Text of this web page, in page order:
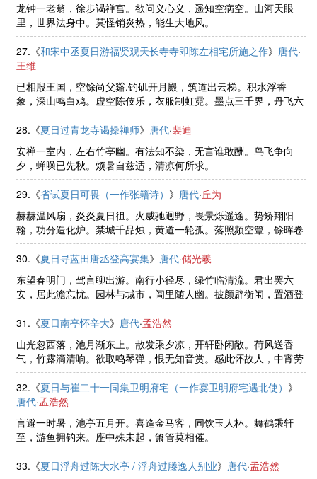
龙钟一老翁，徐步谒禅宫。欲问义心义，遥知空病空。山河天眼
里，世界法身中。莫怪销炎热，能生大地风。
27.《和宋中丞夏日游福贤观天长寺寺即陈左相宅所施之作》 唐代·
王维
已相殷王国，空馀尚父谿.钓矶开月殿，筑道出云梯。积水浮香
象，深山鸣白鸡。虚空陈伎乐，衣服制虹霓。墨点三千界，丹飞六
一泥。桃源勿遽返，再访恐君迷。
28.《夏日过青龙寺谒操禅师》 唐代·裴迪
安禅一室内，左右竹亭幽。有法知不染，无言谁敢酬。鸟飞争向
夕，蝉噪已先秋。烦暑自兹适，清凉何所求。
29.《省试夏日可畏（一作张籍诗） 》 唐代·丘为
赫赫温风扇，炎炎夏日徂。火威驰迥野，畏景烁遥途。势矫翔阳
翰，功分造化炉。禁城千品烛，黄道一轮孤。落照频空簟，馀晖卷
夕梧。如何倦游子，中路独踟蹰。
30.《夏日寻蓝田唐丞登高宴集》 唐代·储光羲
东望春明门，驾言聊出游。南行小径尽，绿竹临清流。君出罢六
安，居此澹忘忧。园林与城市，闾里随人幽。披颜辟衡闱，置酒登
崇丘。山河临咫尺，宇宙穷寸眸。是时春载阳，佳气满皇州。宫殿
碧云里，鸳鸯初命俦。良辰方在 ......
31.《夏日南亭怀辛大》 唐代·孟浩然
山光忽西落，池月渐东上。散发乘夕凉，开轩卧闲敞。荷风送香
气，竹露滴清响。欲取鸣琴弹，恨无知音赏。感此怀故人，中宵劳
梦想。
32.《夏日与崔二十一同集卫明府宅（一作宴卫明府宅遇北使） 》
唐代·孟浩然
言避一时暑，池亭五月开。喜逢金马客，同饮玉人杯。舞鹤乘轩
至，游鱼拥钓来。座中殊未起，箫管莫相催。
33.《夏日浮舟过陈大水亭 / 浮舟过滕逸人别业》 唐代·孟浩然